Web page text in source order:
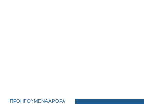
ΠΡΟΗΓΟΥΜΕΝΑ ΑΡΘΡΑ